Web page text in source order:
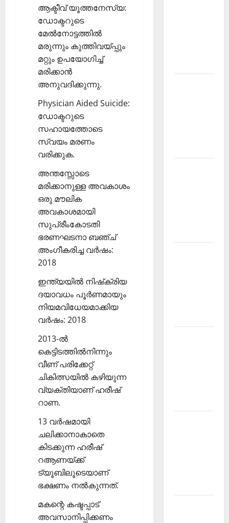
ആക്ടീവ് യൂത്തനേസ്യ:
ഡോക്ടറുടെ
മേല്‍നോട്ടത്തില്‍
മരുന്നും കുത്തിവയ്പ്പും
മറ്റും ഉപയോഗിച്ച്
മരിക്കാന്‍
അനുവദിക്കുന്നു.
Physician Aided Suicide:
ഡോക്ടറുടെ
സഹായത്തോടെ
സ്വയം മരണം
വരിക്കുക.
അന്തസ്സോടെ
മരിക്കാനുള്ള അവകാശം
ഒരു മൗലിക
അവകാശമായി
സുപ്രീംകോടതി
ഭരണഘടനാ ബഞ്ച്
അംഗീകരിച്ച വര്‍ഷം:
2018
ഇന്ത്യയില്‍ നിഷ്‌ക്രിയ
ദയാവധം പൂര്‍ണമായും
നിയമവിധേയമാക്കിയ
വര്‍ഷം: 2018
2013-ല്‍
കെട്ടിടത്തില്‍നിന്നും
വീണ് പരിക്കേറ്റ്
ചികിത്സയില്‍ കഴിയുന്ന
വ്യക്തിയാണ് ഹരീഷ്
റാണ.
13 വര്‍ഷമായി
ചലിക്കാനാകാതെ
കിടക്കുന്ന ഹരീഷ്
റആണയ്ക്ക്
ട്യൂബിലൂടെയാണ്
ഭക്ഷണം നല്‍കുന്നത്.
മകന്റെ കഷ്ടപ്പാട്
അവസാനിപ്പിക്കണം